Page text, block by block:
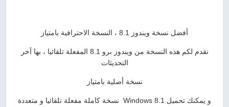
أفضل نسخة ويندوز 8.1 ، النسخة الاحترافية بامتياز
نقدم لكم هذه النسخة من ويندوز برو 8.1 المفعلة تلقائيا ، بها آخر
التحديثات
نسخة أصلية بامتياز
و يمكنك تحميل Windows 8.1 نسخة كاملة مفعلة تلقائيا و متعددة